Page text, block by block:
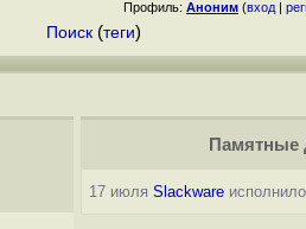
Профиль: Аноним (вход |
Поиск (теги)
Памятные
17 июля Slackware